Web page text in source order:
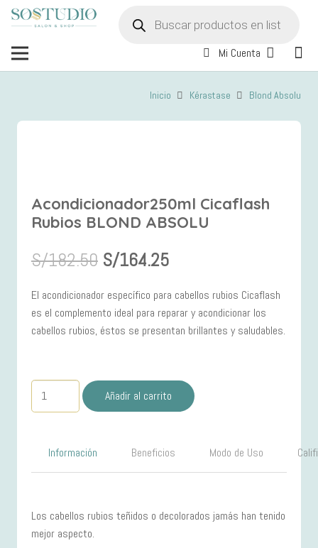
productos
Mi Cuenta
Inicio Kérastase Blond Absolu
Acondicionador250ml Cicaflash
Rubios BLOND ABSOLU
S/182.50 S/164.25
El acondicionador específico para cabellos rubios Cicaflash
es el complemento ideal para reparar y acondicionar los
cabellos rubios, éstos se presentan brillantes y saludables.
Acondicionador250ml
Cicaflash
ABSOLU
cantidad
Añadir al carrito
Información Beneficios Modo de Uso
Los cabellos rubios teñidos o decolorados jamás han tenido
mejor aspecto.